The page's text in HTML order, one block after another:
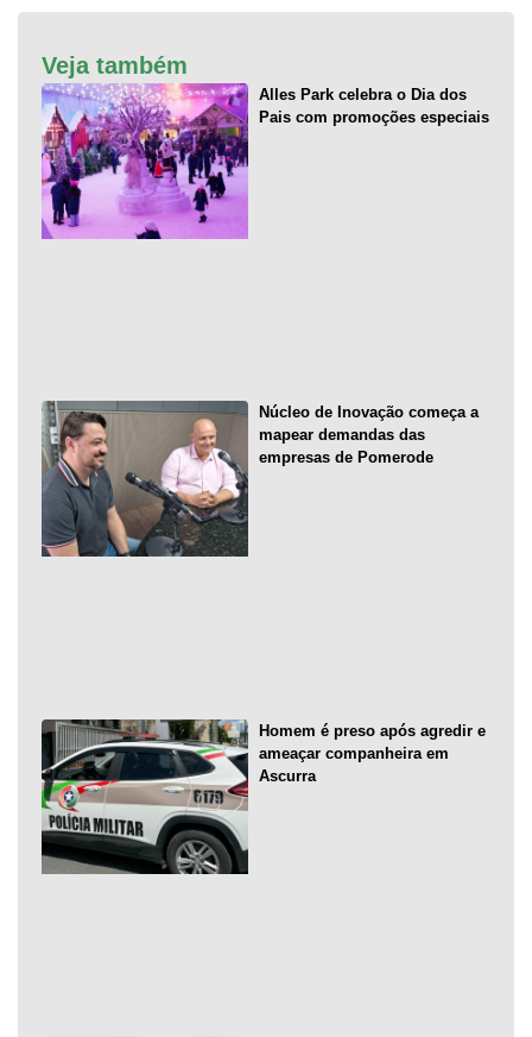
Veja também
Alles Park celebra o Dia dos
Pais com promoções especiais
Núcleo de Inovação começa a
mapear demandas das
empresas de Pomerode
Homem é preso após agredir e
ameaçar companheira em
Ascurra